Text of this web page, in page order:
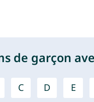
de garçon
C D E